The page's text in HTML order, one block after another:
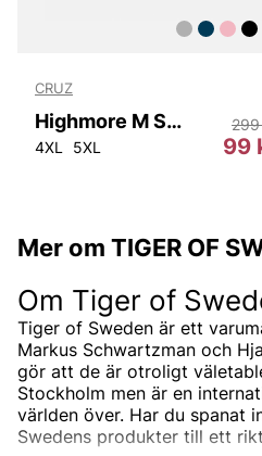
CRUZ
Highmore M SS Tee
4XL 5XL 99
Mer om TIGER OF
Om Tiger of
Tiger of Sweden är ett
Markus Schwartzman och
gör att de är otroligt
Stockholm men är en
världen över. Har du spanat
Swedens produkter till ett